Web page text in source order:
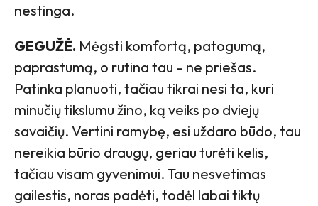
nestinga.
GEGUŽĖ. Mėgsti komfortą, patogumą,
paprastumą, o rutina tau – ne priešas.
Patinka planuoti, tačiau tikrai nesi ta, kuri
minučių tikslumu žino, ką veiks po dviejų
savaičių. Vertini ramybę, esi uždaro būdo, tau
nereikia būrio draugų, geriau turėti kelis,
tačiau visam gyvenimui. Tau nesvetimas
gailestis, noras padėti, todėl labai tiktų